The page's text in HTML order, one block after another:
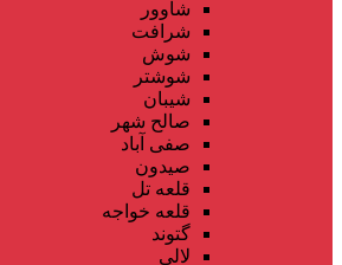
شاوور
شرافت
شوش
شوشتر
شیبان
صالح شهر
صفی آباد
صیدون
قلعه تل
قلعه خواجه
گتوند
لالی